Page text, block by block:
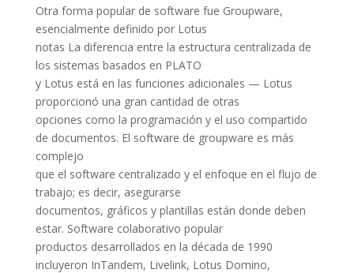
Otra forma popular de software fue Groupware,
esencialmente definido por Lotus
notas La diferencia entre la estructura centralizada de
los sistemas basados ​​en PLATO
y Lotus está en las funciones adicionales — Lotus
proporcionó una gran cantidad de otras
opciones como la programación y el uso compartido
de documentos. El software de groupware es más
complejo
que el software centralizado y el enfoque en el flujo de
trabajo; es decir, asegurarse
documentos, gráficos y plantillas están donde deben
estar. Software colaborativo popular
productos desarrollados en la década de 1990
incluyeron InTandem, Livelink, Lotus Domino,